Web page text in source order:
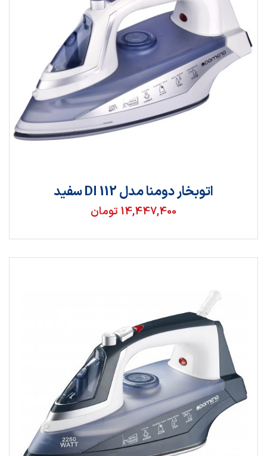
اتوبخار دومنا مدل DI 112 سفید
14,447,400 تومان